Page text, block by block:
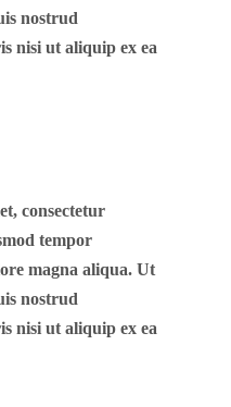
nostrud
nisi ut aliquip ex ea
consectetur
tempor
magna aliqua. Ut
nostrud
nisi ut aliquip ex ea